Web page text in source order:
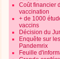
Coût financier
vaccination
+ de 1000
vaccins
Décision du
Enquête sur
Pandemrix
Feuille